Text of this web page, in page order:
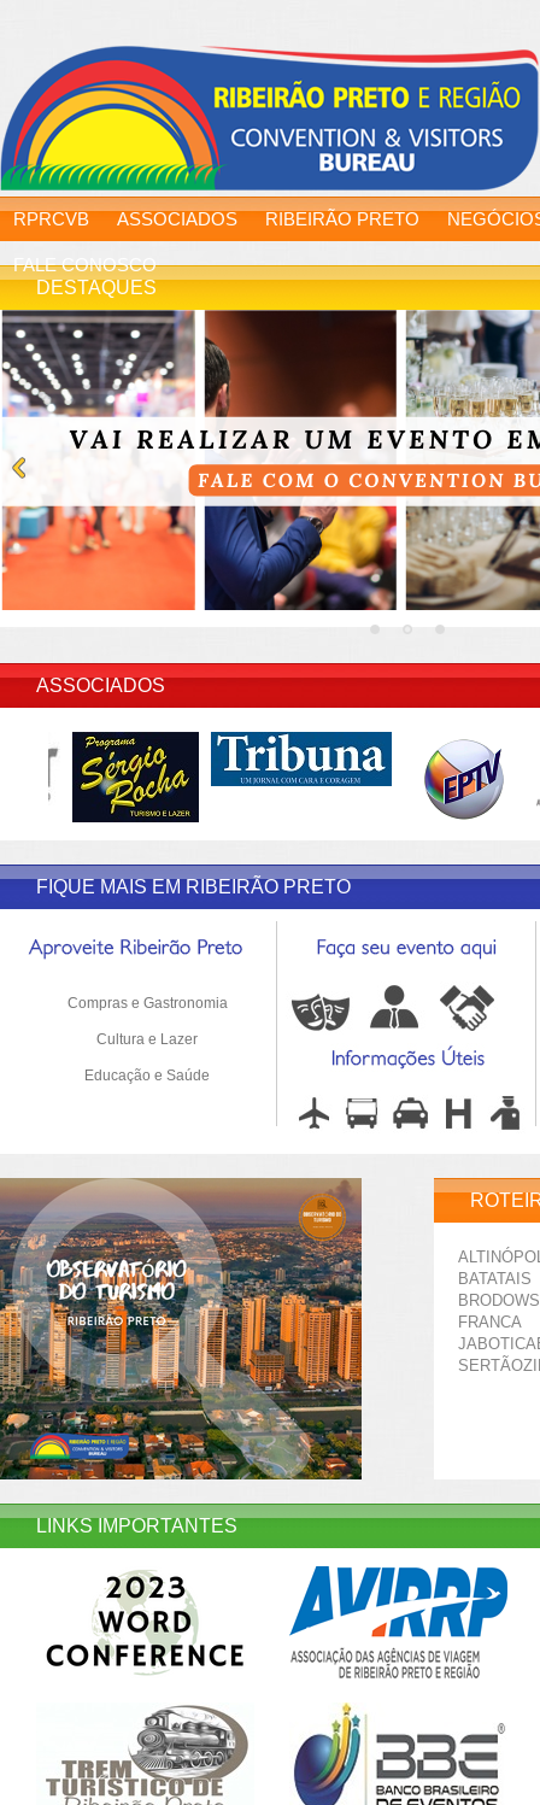
RPRCVB ASSOCIADOS RIBEIRÃO PRETO
FALE CONOSCO
DESTAQUES
ASSOCIADOS
FIQUE MAIS EM RIBEIRÃO PRETO
Compras e Gastronomia
Cultura e Lazer
Educação e Saúde
BATATAIS
FRANCA
LINKS IMPORTANTES